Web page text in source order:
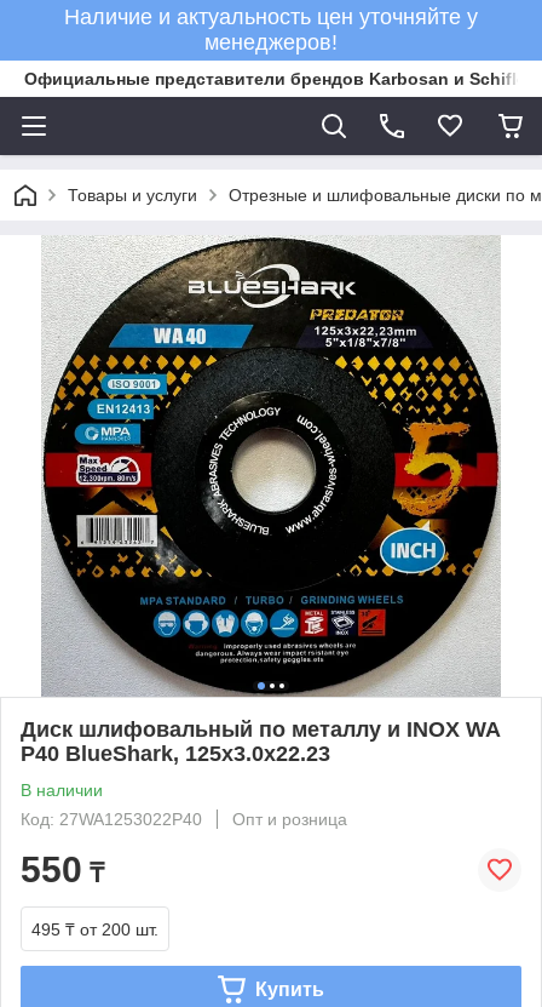
Наличие и актуальность цен уточняйте у
менеджеров!
Официальные представители брендов Karbosan и Schifler
Товары и услуги Отрезные и шлифовальные диски по
Диск шлифовальный по металлу и INOX WA
Р40 BlueShark, 125x3.0x22.23
В наличии
Код: 27WA1253022P40
Опт и розница
550 ₸
495 ₸ от 200 шт.
Купить